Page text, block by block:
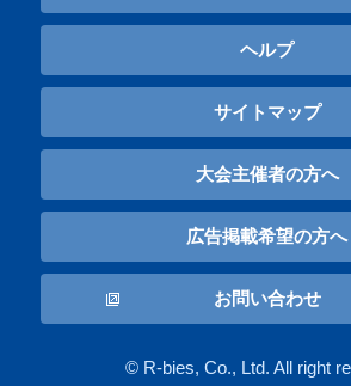
ヘルプ
サイトマップ
大会主催者の方へ
広告掲載希望の方へ
お問い合わせ
© R-bies, Co., Ltd. All right